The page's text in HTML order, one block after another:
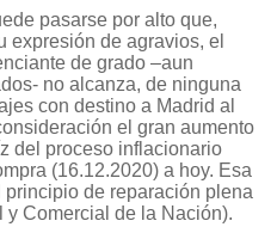
pasarse por alto que,
expresión de agravios, el
de grado –aun
no alcanza, de ninguna
con destino a Madrid al
el gran aumento
del proceso inflacionario
(16.12.2020) a hoy. Esa
de reparación plena
y Comercial de la Nación).